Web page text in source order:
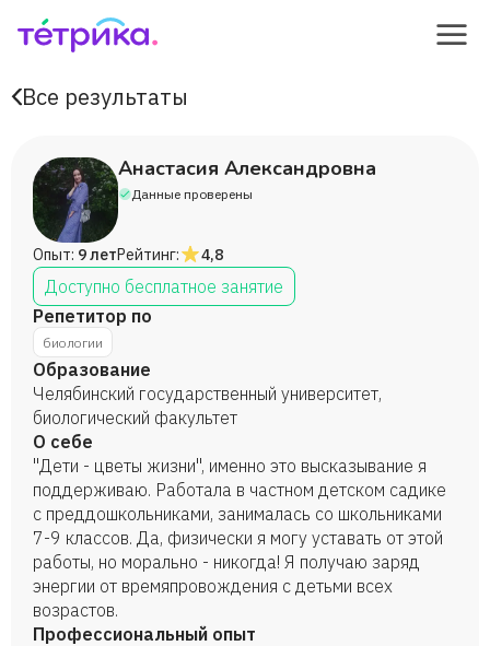
Все результаты
Анастасия Александровна
Данные проверены
Опыт: 9 летРейтинг: 4,8
Доступно бесплатное занятие
Репетитор по
биологии
Образование
Челябинский государственный университет,
биологический факультет
О себе
"Дети - цветы жизни", именно это высказывание я
поддерживаю. Работала в частном детском садике
с преддошкольниками, занималась со школьниками
7-9 классов. Да, физически я могу уставать от этой
работы, но морально - никогда! Я получаю заряд
энергии от времяпровождения с детьми всех
возрастов.
Профессиональный опыт